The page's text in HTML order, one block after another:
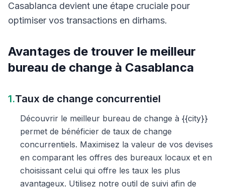
Casablanca devient une étape cruciale pour
optimiser vos transactions en dirhams.
Avantages de trouver le meilleur
bureau de change à Casablanca
1.Taux de change concurrentiel
Découvrir le meilleur bureau de change à {{city}}
permet de bénéficier de taux de change
concurrentiels. Maximisez la valeur de vos devises
en comparant les offres des bureaux locaux et en
choisissant celui qui offre les taux les plus
avantageux. Utilisez notre outil de suivi afin de